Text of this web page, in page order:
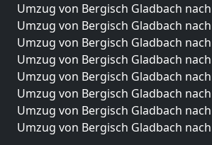
Umzug von Bergisch Gladbach
Umzug von Bergisch Gladbach
Umzug von Bergisch Gladbach
Umzug von Bergisch Gladbach
Umzug von Bergisch Gladbach
Umzug von Bergisch Gladbach
Umzug von Bergisch Gladbach
Umzug von Bergisch Gladbach